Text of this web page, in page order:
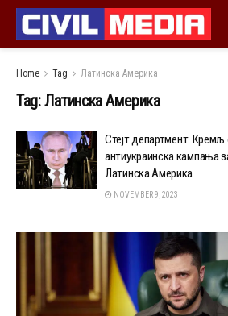
Home Tag Латинска Америка
Tag:Латинска Америка
Стејт департмент:
антиукраинска кампања
Латинска Америка
NOVEMBER 9, 2023